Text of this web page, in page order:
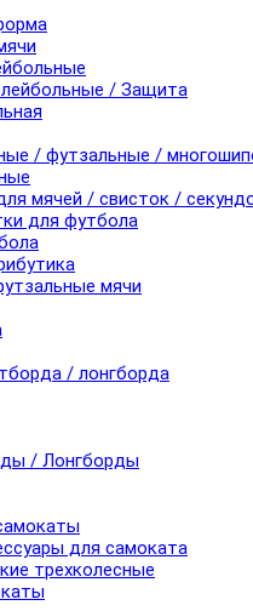
/ Защита
/ футзальные /
мячей / свисток /
для футбола
мячи
/ лонгборда
/ Лонгборды
для самоката
трехколесные